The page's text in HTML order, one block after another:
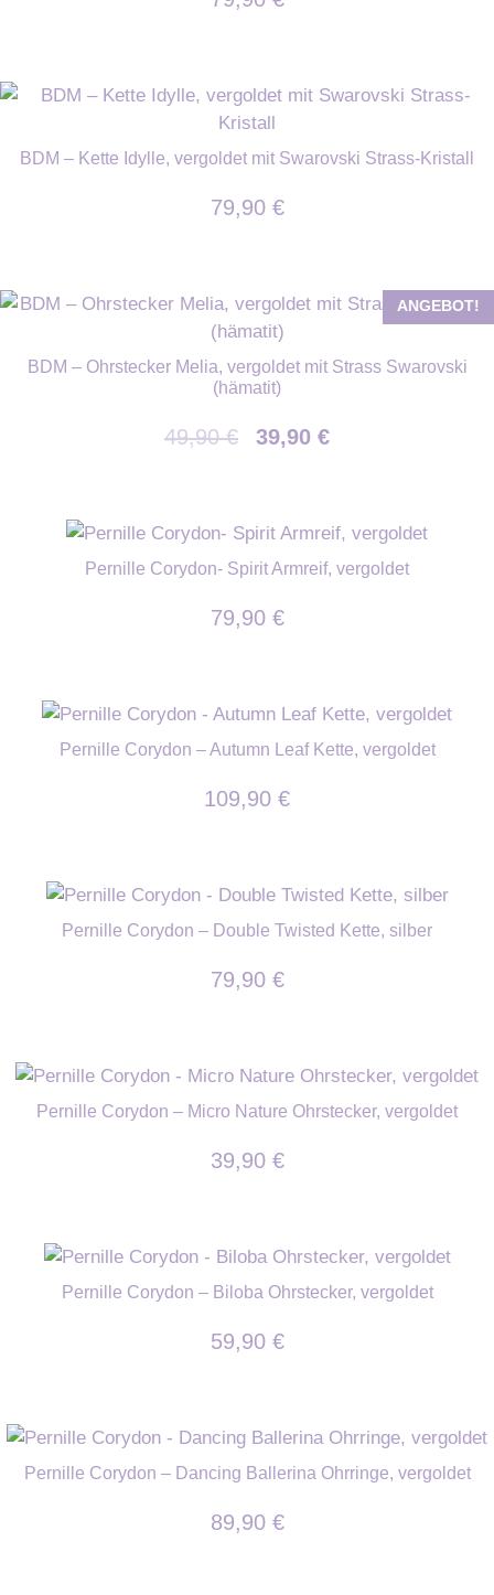
BDM – Kette Idylle, vergoldet mit Swarovski Strass-Kristall
79,90 €
ANGEBOT!
BDM – Ohrstecker Melia, vergoldet mit Strass Swarovski
(hämatit)
49,90€
Ursprünglicher
49,90 €
39,90 €Aktueller
39,90 €.
Pernille Corydon- Spirit Armreif, vergoldet
79,90 €
Pernille Corydon – Autumn Leaf Kette, vergoldet
109,90 €
Pernille Corydon – Double Twisted Kette, silber
79,90 €
Pernille Corydon – Micro Nature Ohrstecker, vergoldet
39,90 €
Pernille Corydon – Biloba Ohrstecker, vergoldet
59,90 €
Pernille Corydon – Dancing Ballerina Ohrringe, vergoldet
89,90 €